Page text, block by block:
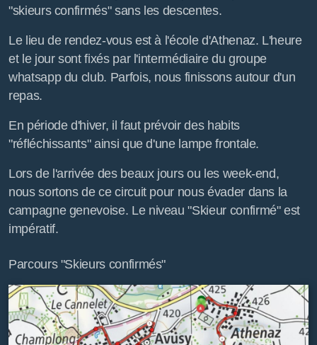
"skieurs confirmés" sans les descentes.
Le lieu de rendez-vous est à l'école d'Athenaz. L'heure
et le jour sont fixés par l'intermédiaire du groupe
whatsapp du club. Parfois, nous finissons autour d'un
repas.
En période d'hiver, il faut prévoir des habits
"réfléchissants" ainsi que d'une lampe frontale.
Lors de l'arrivée des beaux jours ou les week-end,
nous sortons de ce circuit pour nous évader dans la
campagne genevoise. Le niveau "Skieur confirmé" est
impératif.
Parcours "Skieurs confirmés"